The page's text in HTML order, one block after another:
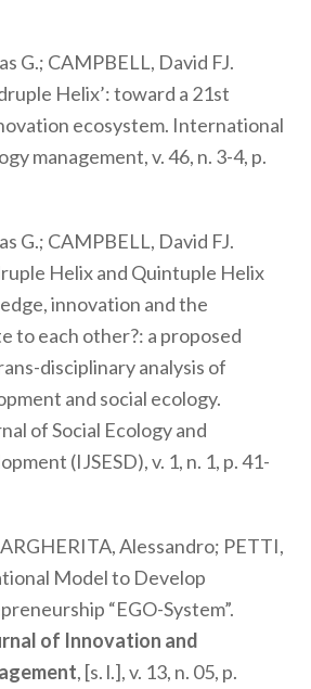
G.; CAMPBELL, David FJ.
Helix’: toward a 21st
ecosystem. International
management, v. 46, n. 3-4, p.
G.; CAMPBELL, David FJ.
Helix and Quintuple Helix
innovation and the
to each other?: a proposed
disciplinary analysis of
and social ecology.
of Social Ecology and
(IJSESD), v. 1, n. 1, p. 41-
Alessandro; PETTI,
Model to Develop
“EGO-System”.
of Innovation and
, [s. l.], v. 13, n. 05, p.